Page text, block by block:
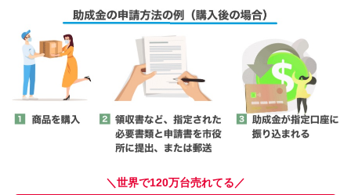
＼世界で120万台売れてる／